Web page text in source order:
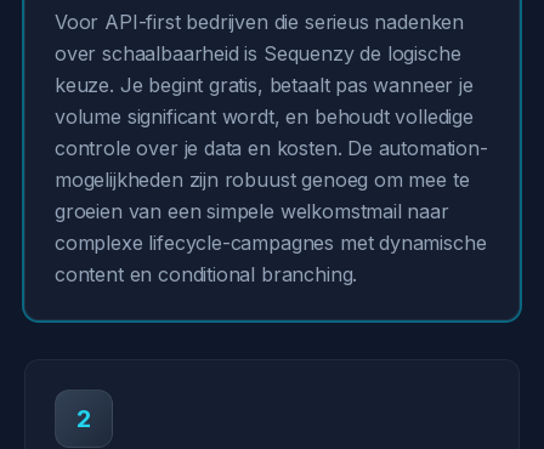
Voor API-first bedrijven die serieus nadenken
over schaalbaarheid is Sequenzy de logische
keuze. Je begint gratis, betaalt pas wanneer je
volume significant wordt, en behoudt volledige
controle over je data en kosten. De automation-
mogelijkheden zijn robuust genoeg om mee te
groeien van een simpele welkomstmail naar
complexe lifecycle-campagnes met dynamische
content en conditional branching.
2